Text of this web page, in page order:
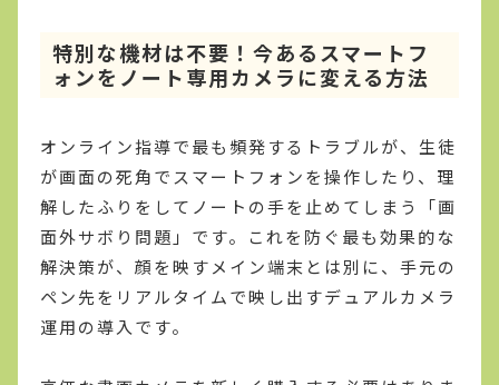
特別な機材は不要！今あるスマートフ
ォンをノート専用カメラに変える方法
オンライン指導で最も頻発するトラブルが、生徒
が画面の死角でスマートフォンを操作したり、理
解したふりをしてノートの手を止めてしまう「画
面外サボり問題」です。これを防ぐ最も効果的な
解決策が、顔を映すメイン端末とは別に、手元の
ペン先をリアルタイムで映し出すデュアルカメラ
運用の導入です。